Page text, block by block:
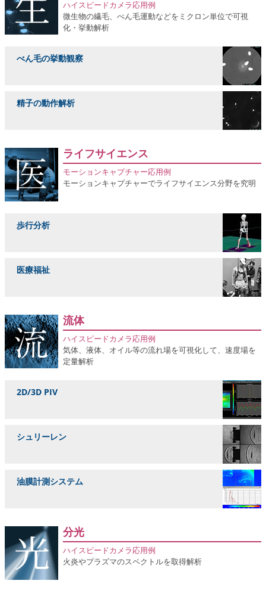
ハイスピードカメラ応用例
微生物の繊毛、べん毛運動などをミクロン単位で可視
化・挙動解析
べん毛の挙動観察
精子の動作解析
ライフサイエンス
モーションキャプチャー応用例
モーションキャプチャーでライフサイエンス分野を究明
歩行分析
医療福祉
流体
ハイスピードカメラ応用例
気体、液体、オイル等の流れ場を可視化して、速度場を
定量解析
2D/3D PIV
シュリーレン
油膜計測システム
分光
ハイスピードカメラ応用例
火炎やプラズマのスペクトルを取得解析